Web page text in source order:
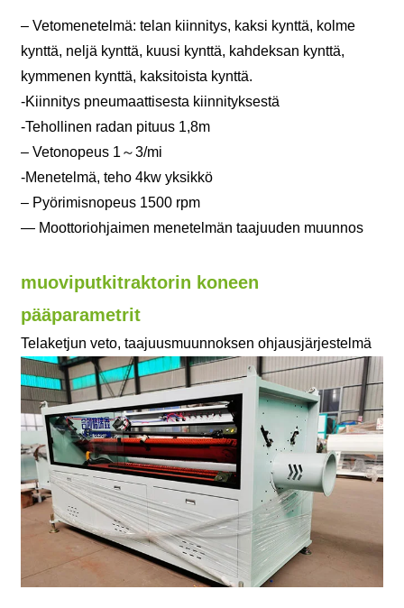
– Vetomenetelmä: telan kiinnitys, kaksi kynttä, kolme
kynttä, neljä kynttä, kuusi kynttä, kahdeksan kynttä,
kymmenen kynttä, kaksitoista kynttä.
-Kiinnitys pneumaattisesta kiinnityksestä
-Tehollinen radan pituus 1,8m
– Vetonopeus 1～3/mi
-Menetelmä, teho 4kw yksikkö
– Pyörimisnopeus 1500 rpm
— Moottoriohjaimen menetelmän taajuuden muunnos
muoviputkitraktorin koneen
pääparametrit
Telaketjun veto, taajuusmuunnoksen ohjausjärjestelmä